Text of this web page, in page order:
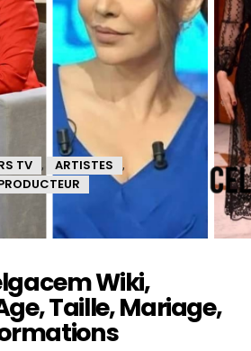
TV , ARTISTES ,
Wiki,
Taille, Mariage,